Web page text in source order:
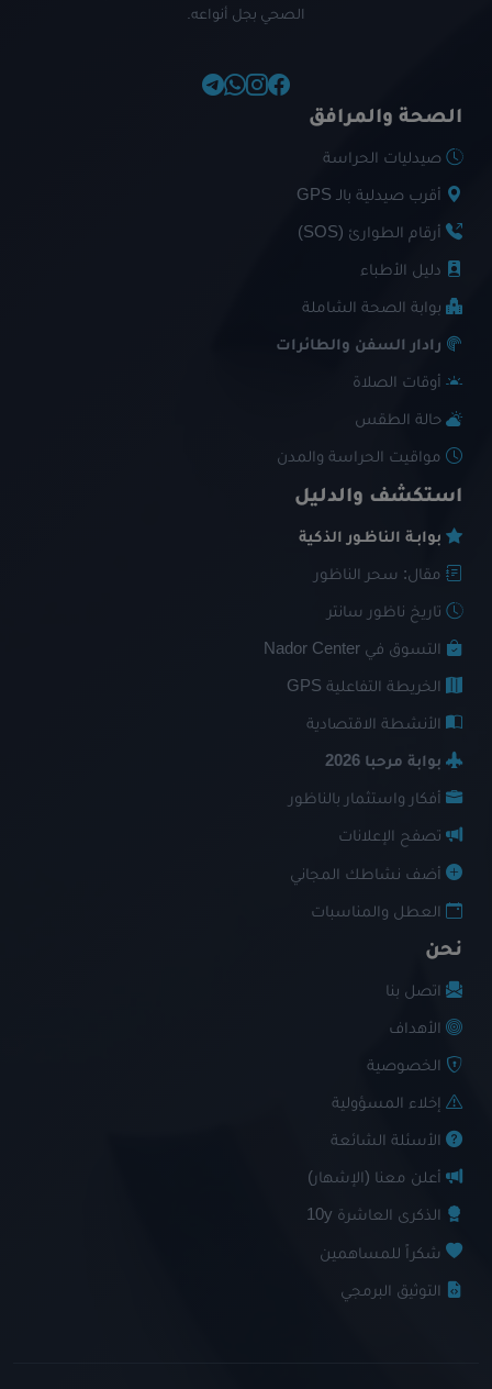
الصحي بجل أنواعه.
الصحة والمرافق
صيدليات الحراسة
أقرب صيدلية بالـ GPS
أرقام الطوارئ (SOS)
دليل الأطباء
بوابة الصحة الشاملة
رادار السفن والطائرات
أوقات الصلاة
حالة الطقس
مواقيت الحراسة والمدن
استكشف والدليل
بوابـة الناظـور الذكية
مقال: سحر الناظور
تاريخ ناظور سانتر
التسوق في Nador Center
الخريطة التفاعلية GPS
الأنشطة الاقتصادية
بوابة مرحبا 2026
أفكار واستثمار بالناظور
تصفح الإعلانات
أضف نشاطك المجاني
العطل والمناسبات
نحن
اتصل بنا
الأهداف
الخصوصية
إخلاء المسؤولية
الأسئلة الشائعة
أعلن معنا (الإشهار)
الذكرى العاشرة 10y
شكراً للمساهمين
التوثيق البرمجي